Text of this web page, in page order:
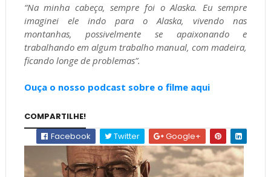
“Na minha cabeça, sempre foi o Alaska. Eu sempre
imaginei ele indo para o Alaska, vivendo nas
montanhas, possivelmente se apaixonando e
trabalhando em algum trabalho manual, com madeira,
ficando longe de problemas”.
Ouça o nosso podcast sobre o filme aqui
COMPARTILHE!
Facebook
Twitter Google+